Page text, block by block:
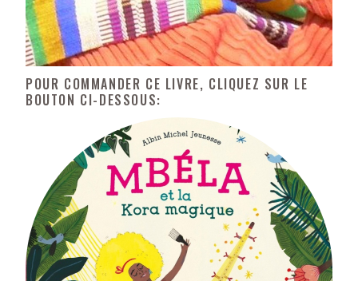
POUR COMMANDER CE LIVRE, CLIQUEZ SUR LE
BOUTON CI-DESSOUS: